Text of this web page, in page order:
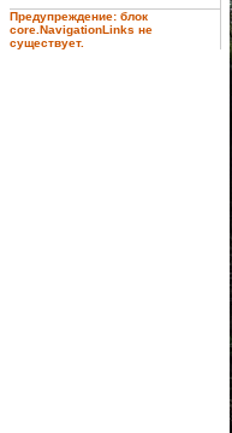
Предупреждение: блок
core.NavigationLinks не
существует.